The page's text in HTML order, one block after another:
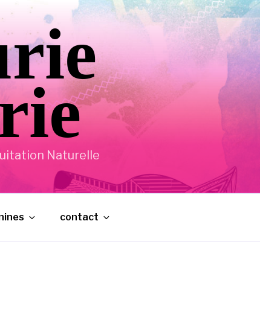
Naturelle
contact